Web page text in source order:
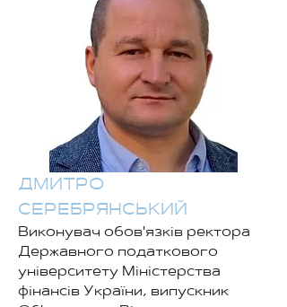
ДМИТРО
СЕРЕБРЯНСЬКИЙ
Виконувач обов'язків ректора
Державного податкового
університету Міністерства
фінансів України, випускник